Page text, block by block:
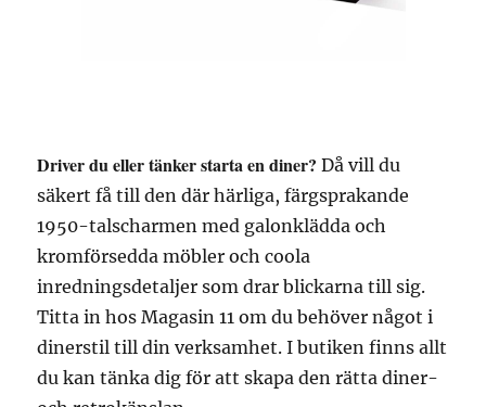
Driver du eller tänker starta en diner? Då vill du
säkert få till den där härliga, färgsprakande
1950-talscharmen med galonklädda och
kromförsedda möbler och coola
inredningsdetaljer som drar blickarna till sig.
Titta in hos Magasin 11 om du behöver något i
dinerstil till din verksamhet. I butiken finns allt
du kan tänka dig för att skapa den rätta diner-